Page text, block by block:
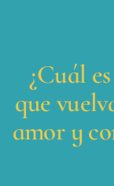
¿Cuál
que
amor y